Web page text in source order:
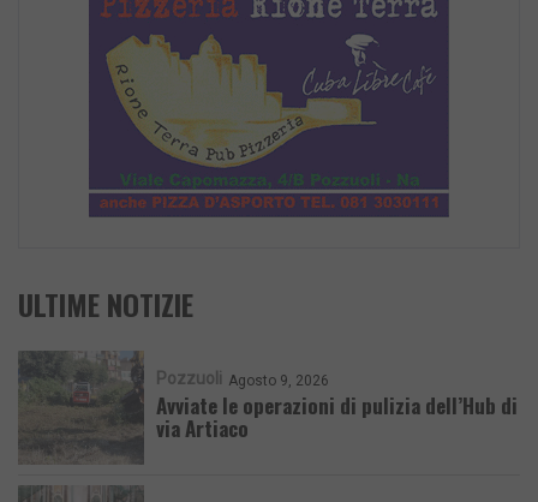
ULTIME NOTIZIE
Pozzuoli Agosto 9, 2026
Avviate le operazioni di pulizia dell’Hub di
via Artiaco